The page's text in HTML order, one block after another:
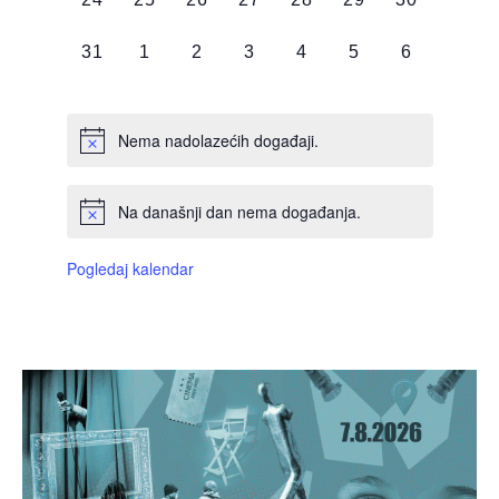
0
31
0
1
0
2
0
3
0
4
0
5
0
6
Nema nadolazećih događaji.
Na današnji dan nema događanja.
Pogledaj kalendar